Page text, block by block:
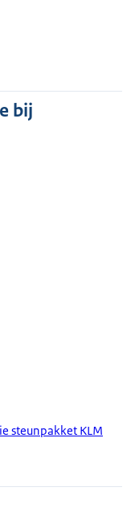
bij
steunpakket KLM